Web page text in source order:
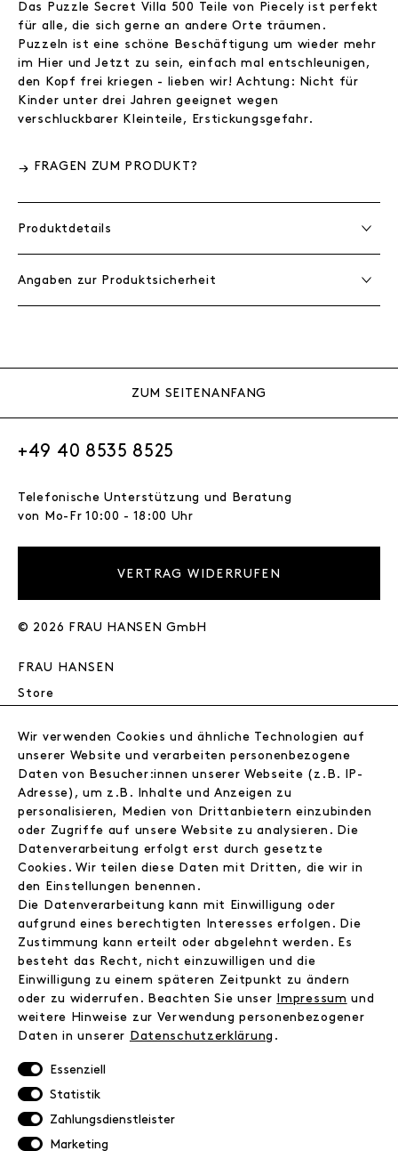
Das Puzzle Secret Villa 500 Teile von Piecely ist perfekt
für alle, die sich gerne an andere Orte träumen.
Puzzeln ist eine schöne Beschäftigung um wieder mehr
im Hier und Jetzt zu sein, einfach mal entschleunigen,
den Kopf frei kriegen - lieben wir! Achtung: Nicht für
Kinder unter drei Jahren geeignet wegen
verschluckbarer Kleinteile, Erstickungsgefahr.
FRAGEN ZUM PRODUKT?
Produktdetails
Angaben zur Produktsicherheit
ZUM SEITENANFANG
+49 40 8535 8525
Telefonische Unterstützung und Beratung
von Mo-Fr 10:00 - 18:00 Uhr
VERTRAG WIDERRUFEN
© 2026 FRAU HANSEN GmbH
FRAU HANSEN
Store
Wir
Jobs
Wholesale
Instagram
Facebook
Kontakt
INFORMATIONEN
FAQ
Zahlungsinformationen
Versand
Retoure
Widerrufsrecht
Datenschutz
Impressum
NEWSLETTER
Wir verwenden Cookies und ähnliche Technologien auf
unserer Website und verarbeiten personenbezogene
Daten von Besucher:innen unserer Webseite (z.B. IP-
Adresse), um z.B. Inhalte und Anzeigen zu
personalisieren, Medien von Drittanbietern einzubinden
oder Zugriffe auf unsere Website zu analysieren. Die
Datenverarbeitung erfolgt erst durch gesetzte
Cookies. Wir teilen diese Daten mit Dritten, die wir in
den Einstellungen benennen.
Die Datenverarbeitung kann mit Einwilligung oder
aufgrund eines berechtigten Interesses erfolgen. Die
Zustimmung kann erteilt oder abgelehnt werden. Es
besteht das Recht, nicht einzuwilligen und die
Einwilligung zu einem späteren Zeitpunkt zu ändern
oder zu widerrufen. Beachten Sie unser
Impressum und
weitere Hinweise zur Verwendung personenbezogener
Daten in unserer
Daten­schutz­erklärung
Essenziell
Statistik
Zahlungsdienstleister
Marketing